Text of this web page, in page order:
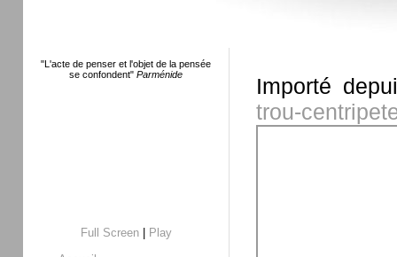
"L'acte de penser et l'objet de la pensée
se confondent" Parménide
Full Screen|
Play
Importé
trou-